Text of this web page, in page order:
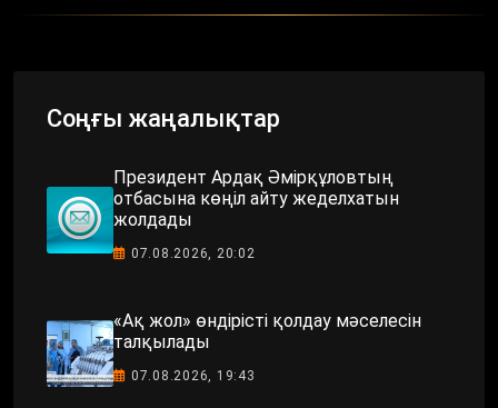
Соңғы жаңалықтар
Президент Ардақ Әмірқұловтың
отбасына көңіл айту жеделхатын
жолдады
07.08.2026, 20:02
«Ақ жол» өндірісті қолдау мәселесін
талқылады
07.08.2026, 19:43